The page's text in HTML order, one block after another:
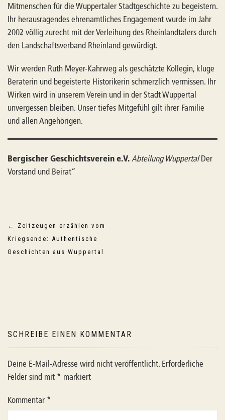
Mitmenschen für die Wuppertaler Stadtgeschichte zu begeistern.
Ihr herausragendes ehrenamtliches Engagement wurde im Jahr
2002 völlig zurecht mit der Verleihung des Rheinlandtalers durch
den Landschaftsverband Rheinland gewürdigt.
Wir werden Ruth Meyer-Kahrweg als geschätzte Kollegin, kluge
Beraterin und begeisterte Historikerin schmerzlich vermissen. Ihr
Wirken wird in unserem Verein und in der Stadt Wuppertal
unvergessen bleiben. Unser tiefes Mitgefühl gilt ihrer Familie
und allen Angehörigen.
Bergischer Geschichtsverein e.V. Abteilung WuppertalDer
Vorstand und Beirat“
Beitragsnavigation
←
Zeitzeugen erzählen vom
Kriegsende: Authentische
Geschichten aus Wuppertal
SCHREIBE EINEN KOMMENTAR
Deine E-Mail-Adresse wird nicht veröffentlicht. Erforderliche
Felder sind mit * markiert
Kommentar *